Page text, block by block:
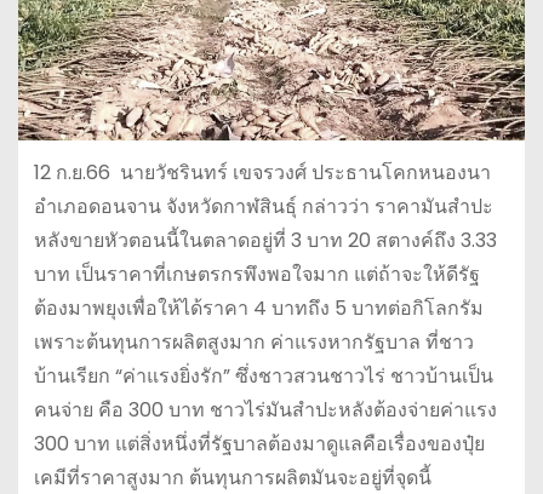
12 ก.ย.66 นายวัชรินทร์ เขจรวงศ์ ประธานโคกหนองนา
อำเภอดอนจาน จังหวัดกาฬสินธุ์ กล่าวว่า ราคามันสําปะ
หลังขายหัวตอนนี้ในตลาดอยู่ที่ 3 บาท 20 สตางค์ถึง 3.33
บาท เป็นราคาที่เกษตรกรพึงพอใจมาก แต่ถ้าจะให้ดีรัฐ
ต้องมาพยุงเพื่อให้ได้ราคา 4 บาทถึง 5 บาทต่อกิโลกรัม
เพราะต้นทุนการผลิตสูงมาก ค่าแรงหากรัฐบาล ที่ชาว
บ้านเรียก “ค่าแรงยิ่งรัก” ซึ่งชาวสวนชาวไร่ ชาวบ้านเป็น
คนจ่าย คือ 300 บาท ชาวไร่มันสำปะหลังต้องจ่ายค่าแรง
300 บาท แต่สิ่งหนึ่งที่รัฐบาลต้องมาดูแลคือเรื่องของปุ๋ย
เคมีที่ราคาสูงมาก ต้นทุนการผลิตมันจะอยู่ที่จุดนี้